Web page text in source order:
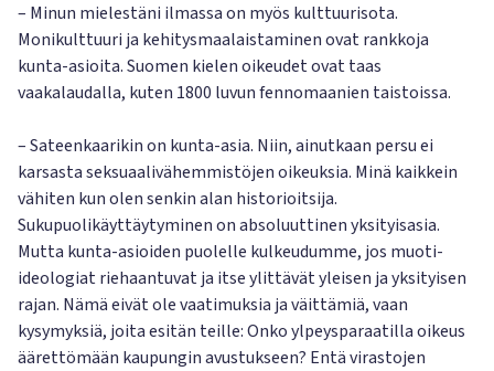
– Minun mielestäni ilmassa on myös kulttuurisota.
Monikulttuuri ja kehitysmaalaistaminen ovat rankkoja
kunta-asioita. Suomen kielen oikeudet ovat taas
vaakalaudalla, kuten 1800 luvun fennomaanien taistoissa.
– Sateenkaarikin on kunta-asia. Niin, ainutkaan persu ei
karsasta seksuaalivähemmistöjen oikeuksia. Minä kaikkein
vähiten kun olen senkin alan historioitsija.
Sukupuolikäyttäytyminen on absoluuttinen yksityisasia.
Mutta kunta-asioiden puolelle kulkeudumme, jos muoti-
ideologiat riehaantuvat ja itse ylittävät yleisen ja yksityisen
rajan. Nämä eivät ole vaatimuksia ja väittämiä, vaan
kysymyksiä, joita esitän teille: Onko ylpeysparaatilla oikeus
äärettömään kaupungin avustukseen? Entä virastojen